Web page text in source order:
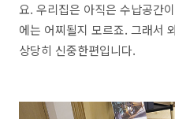
요. 우리집은 아직은 수납공간
에는 어찌될지 모르죠. 그래서
상당히 신중한편입니다.